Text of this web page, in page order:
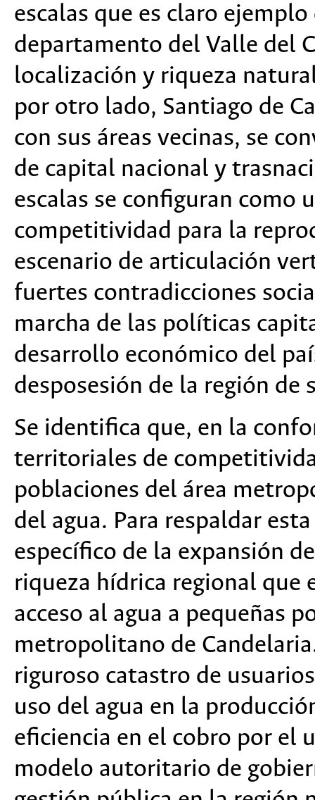
escalas que es claro
departamento del Valle del
localización y riqueza
por otro lado, Santiago de
con sus áreas vecinas, se
de capital nacional y
escalas se configuran
competitividad para la
escenario de articulación
fuertes contradicciones
marcha de las políticas
desarrollo económico del
desposesión de la región
Se identifica que, en la
territoriales de
poblaciones del área
del agua. Para respaldar
específico de la expansión
riqueza hídrica regional que
acceso al agua a pequeñas
metropolitano de
riguroso catastro de
uso del agua en la
eficiencia en el cobro por el
modelo autoritario de